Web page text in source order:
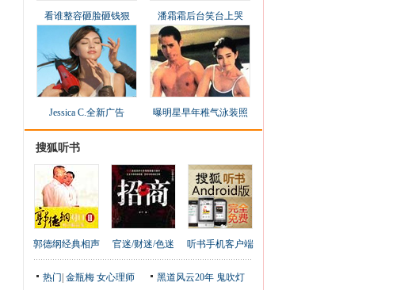
看谁整容砸脸砸钱狠 潘霜霜后台笑台上哭
Jessica C.全新广告 曝明星早年稚气泳装照
搜狐听书
郭德纲经典相声 官迷/财迷/色迷 听书手机客户端
热门 金瓶梅 女心理师 黑道风云20年 鬼吹灯